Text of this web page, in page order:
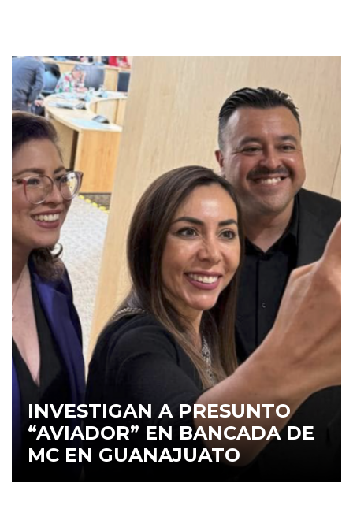
INVESTIGAN A PRESUNTO
“AVIADOR” EN BANCADA DE
MC EN GUANAJUATO